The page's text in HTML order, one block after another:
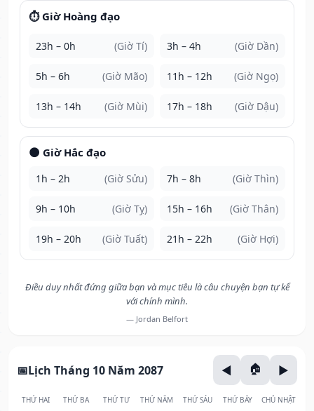
⏱️ Giờ Hoàng đạo
23h – 0h (Giờ Tí) 3h – 4h (Giờ Dần)
5h – 6h (Giờ Mão) 11h – 12h (Giờ Ngọ)
13h – 14h (Giờ Mùi) 17h – 18h (Giờ Dậu)
🌑 Giờ Hắc đạo
1h – 2h (Giờ Sửu) 7h – 8h (Giờ Thìn)
9h – 10h (Giờ Tỵ) 15h – 16h (Giờ Thân)
19h – 20h (Giờ Tuất) 21h – 22h (Giờ Hợi)
Điều duy nhất đứng giữa bạn và mục tiêu là câu chuyện bạn tự kể
với chính mình.
— Jordan Belfort
Lịch Tháng 10 Năm 2087
THỨ HAI THỨ BA THỨ TƯ THỨ NĂM THỨ SÁU THỨ BẢY CHỦ NHẬT